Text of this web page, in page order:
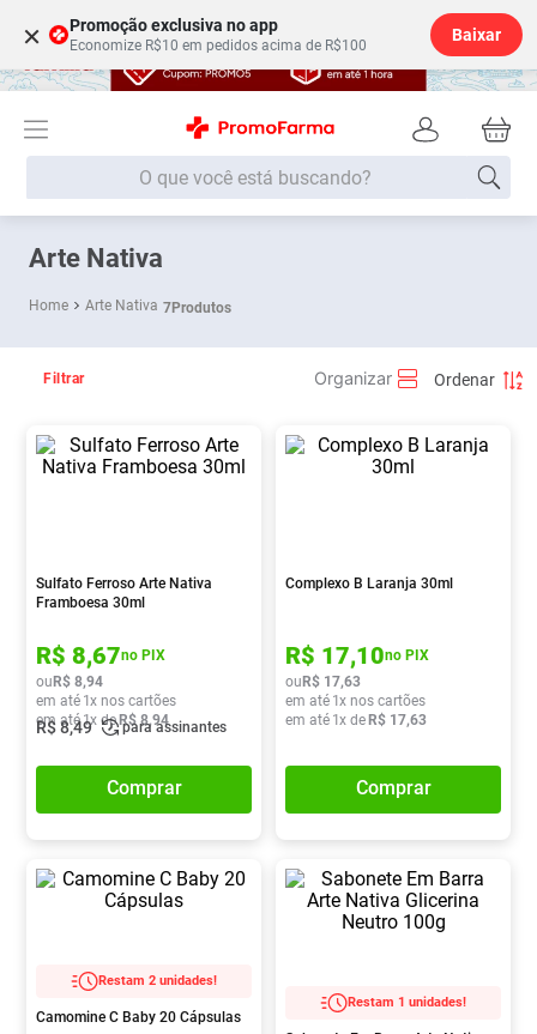
× Promoção exclusiva no app
Economize R$10 em pedidos acima de R$100
Baixar
O que você está buscando?
Arte Nativa
Arte Nativa 7Produtos
Filtrar
Sulfato Ferroso Arte Nativa
Framboesa 30ml
R$ 8,67no PIX
ouR$ 8,94
em até 1x nos cartões
em até 1x deR$ 8,94
R$8,49 para assinantes
Comprar
Complexo B Laranja 30ml
R$ 17,10no PIX
ouR$ 17,63
em até 1x nos cartões
em até 1x deR$ 17,63
Comprar
Restam 2 unidades!
Camomine C Baby 20 Cápsulas
Restam 1 unidades!
Termos mais buscados
1 Fralda
3º
5º Fralda G
9º Vitamina D
10 Lavitan